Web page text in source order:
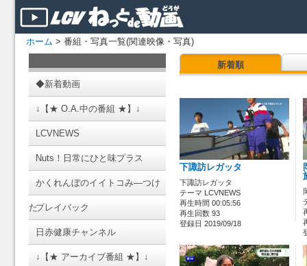
ホーム > 番組・写真一覧(関連映像・写真)
◆新着動画
↓【★ O.A.中の番組 ★】↓
LCVNEWS
Nuts！日常にひと味プラス
かくれんぼのイイトコみ―つけ
たプレイバック
日赤健康チャンネル
↓【★ アーカイブ番組 ★】↓
新着順
下諏訪レガッタ
下諏訪レガッタ
テーマ LCVNEWS
再生時間 00:05:56
再生回数 93
登録日 2019/09/18